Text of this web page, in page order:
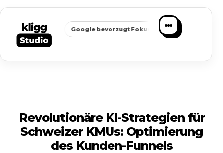
✦ Google bevorzugt Fokus ✦ Passende Anfragen
Revolutionäre KI-Strategien für
Schweizer KMUs: Optimierung
des Kunden-Funnels